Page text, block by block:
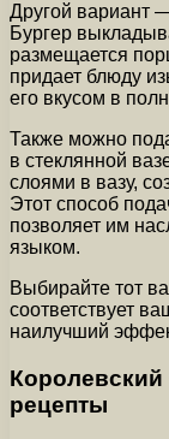
Другой вариант
Бургер
размещается
придает блюду
его вкусом в
Также можно
в стеклянной
слоями в вазу,
Этот способ
позволяет им
языком.
Выбирайте тот
соответствует
наилучший
рецепты